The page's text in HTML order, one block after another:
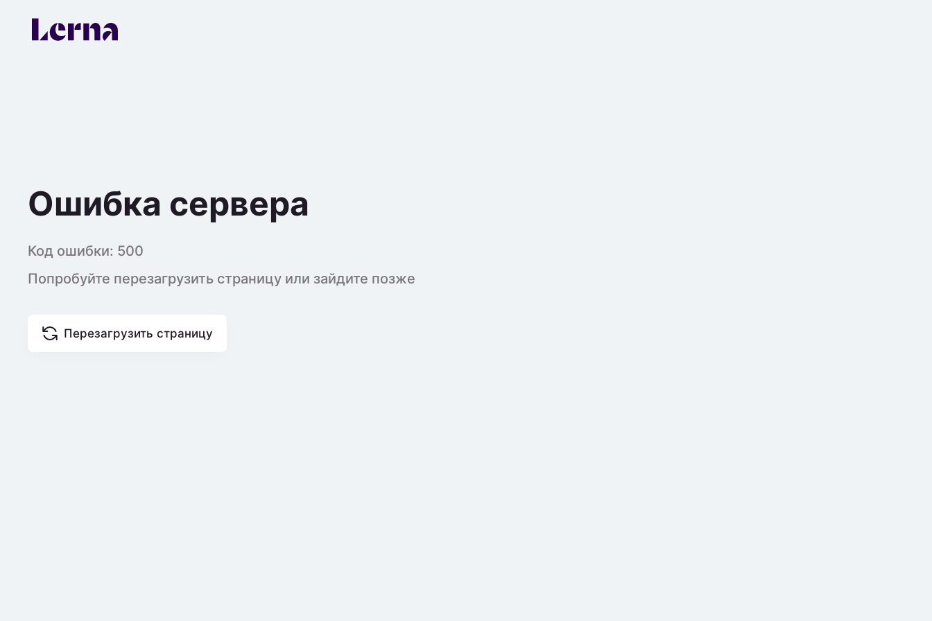
Ошибка сервера
Код ошибки: 500
Попробуйте перезагрузить страницу или зайдите позже
Перезагрузить страницу